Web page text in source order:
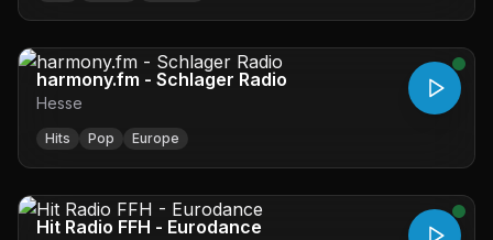
harmony.fm - Schlager Radio
Hesse
Hits Pop Europe
Hit Radio FFH - Eurodance